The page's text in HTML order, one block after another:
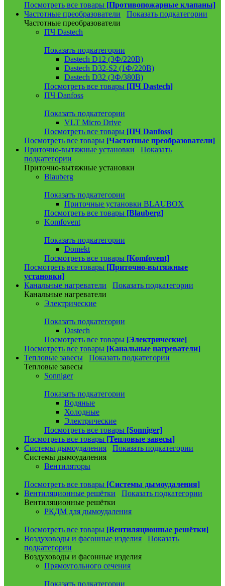
Посмотреть все товары [Противопожарные клапаны]
Частотные преобразователи
Показать подкатегории
Частотные преобразователи
ПЧ Dastech
Показать подкатегории
Dastech D12 (3Ф/220В)
Dastech D32-S2 (1Ф/220В)
Dastech D32 (3Ф/380В)
Посмотреть все товары [ПЧ Dastech]
ПЧ Danfoss
Показать подкатегории
VLT Micro Drive
Посмотреть все товары [ПЧ Danfoss]
Посмотреть все товары [Частотные преобразователи]
Приточно-вытяжные установки
Показать
подкатегории
Приточно-вытяжные установки
Blauberg
Показать подкатегории
Приточные установки BLAUBOX
Посмотреть все товары [Blauberg]
Komfovent
Показать подкатегории
Domekt
Посмотреть все товары [Komfovent]
Посмотреть все товары [Приточно-вытяжные
установки]
Канальные нагреватели
Показать подкатегории
Канальные нагреватели
Электрические
Показать подкатегории
Dastech
Посмотреть все товары [Электрические]
Посмотреть все товары [Канальные нагреватели]
Тепловые завесы
Показать подкатегории
Тепловые завесы
Sonniger
Показать подкатегории
Водяные
Холодные
Электрические
Посмотреть все товары [Sonniger]
Посмотреть все товары [Тепловые завесы]
Системы дымоудаления
Показать подкатегории
Системы дымоудаления
Вентиляторы
Посмотреть все товары [Системы дымоудаления]
Вентиляционные решётки
Показать подкатегории
Вентиляционные решётки
РКДМ для дымоудаления
Посмотреть все товары [Вентиляционные решётки]
Воздуховоды и фасонные изделия
Показать
подкатегории
Воздуховоды и фасонные изделия
Прямоугольного сечения
Показать подкатегории